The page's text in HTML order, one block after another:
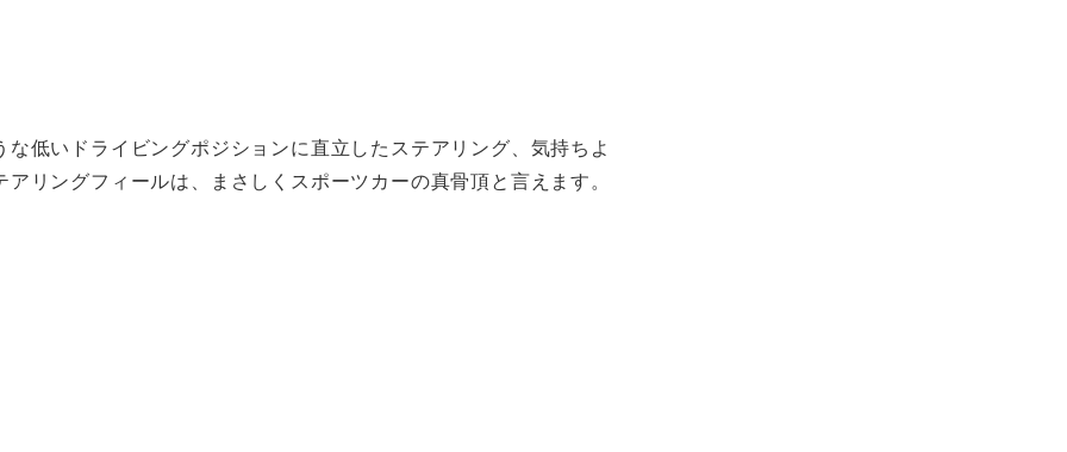
低いドライビングポジションに直立したステアリング、気持ちよ
リングフィールは、まさしくスポーツカーの真骨頂と言えます。